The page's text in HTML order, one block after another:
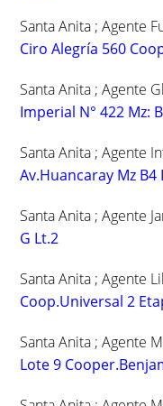
Santa Anita ; Agente
Ciro Alegría 560
Santa Anita ; Agente
Imperial N° 422 Mz:
Santa Anita ; Agente
Av.Huancaray Mz B4
Santa Anita ; Agente
G Lt.2
Santa Anita ; Agente
Coop.Universal 2
Santa Anita ; Agente
Lote 9